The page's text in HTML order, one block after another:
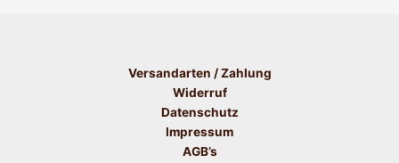
Versandarten / Zahlung
Widerruf
Datenschutz
Impressum
AGB’s